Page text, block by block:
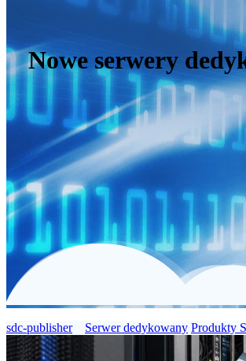
Nowe serwery
sdc-publisher Serwer dedykowany Produkty